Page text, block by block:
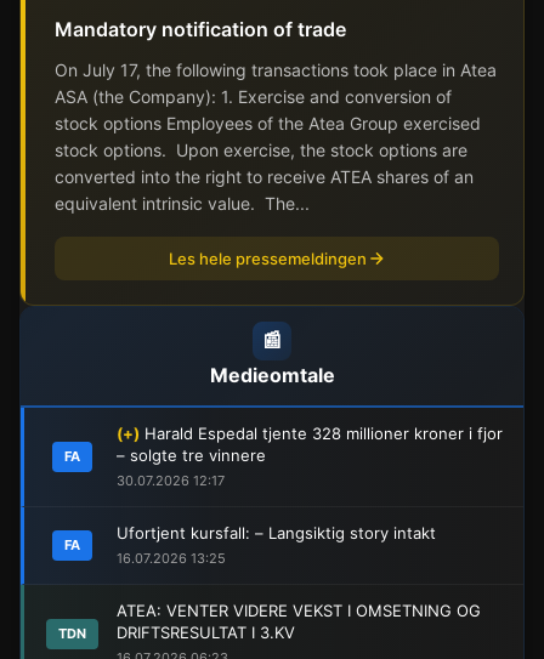
Mandatory notification of trade
On July 17, the following transactions took place in Atea
ASA (the Company): 1. Exercise and conversion of
stock options Employees of the Atea Group exercised
stock options. Upon exercise, the stock options are
converted into the right to receive ATEA shares of an
equivalent intrinsic value. The...
Les hele pressemeldingen
📰
Medieomtale
FA
(+) Harald Espedal tjente 328 millioner kroner i fjor
– solgte tre vinnere
30.07.2026 12:17
FA
Ufortjent kursfall: – Langsiktig story intakt
16.07.2026 13:25
TDN
ATEA: VENTER VIDERE VEKST I OMSETNING OG
DRIFTSRESULTAT I 3.KV